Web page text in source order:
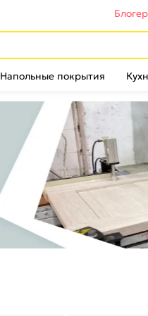
Напольные покрытия